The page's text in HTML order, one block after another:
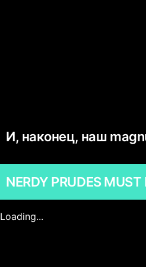
И, наконец, наш
NERDY PRUDES MUST
Loading...